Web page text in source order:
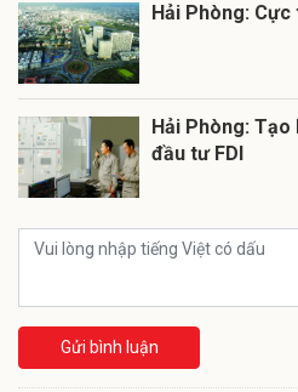
Hải Phòng:
Hải Phòng:
đầu tư FDI
Gửi bình luận